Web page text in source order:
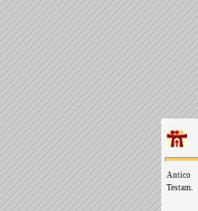
Antico
Testam.